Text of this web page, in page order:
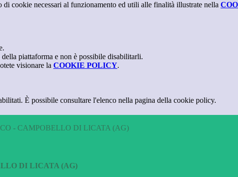
cookie necessari al funzionamento ed utili alle finalità illustrate nella
piattaforma e non è possibile disabilitarli.
visionare la COOKIE POLICY.
È possibile consultare l'elenco nella pagina della cookie policy.
- CAMPOBELLO DI LICATA (AG)
DI LICATA (AG)